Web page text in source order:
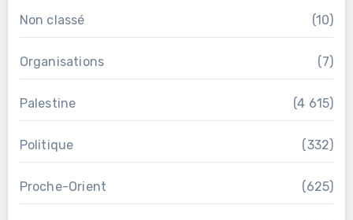
Non classé (10)
Organisations (7)
Palestine (4 615)
Politique (332)
Proche-Orient (625)